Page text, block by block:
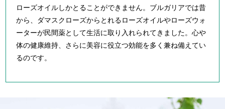
ローズオイルしかとることができません。ブルガリアでは昔
から、ダマスクローズからとれるローズオイルやローズウォ
ーターが民間薬として生活に取り入れられてきました。心や
体の健康維持、さらに美容に役立つ効能を多く兼ね備えてい
るのです。